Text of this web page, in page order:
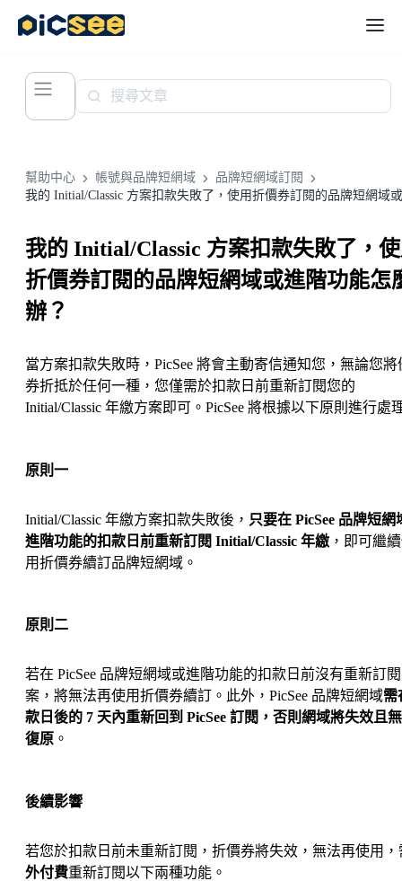
幫助中心 帳號與品牌短網域 品牌短網域訂閱
我的 Initial/Classic 方案扣款失敗了，
折價券訂閱的品牌短網域或進階功能怎
辦？
當方案扣款失敗時，PicSee 將會主動寄信通知您，無論您將
券折抵於任何一種，您僅需於扣款日前重新訂閱您的
Initial/Classic 年繳方案即可。PicSee 將根據以下原則進行處
原則一
Initial/Classic 年繳方案扣款失敗後， 只要在 PicSee 品牌短網
進階功能的扣款日前重新訂閱 Initial/Classic 年繳 ，即可繼
用折價券續訂品牌短網域。
原則二
若在 PicSee 品牌短網域或進階功能的扣款日前沒有重新訂
案，將無法再使用折價券續訂。此外，PicSee 品牌短網域需
款日後的 7 天內重新回到 PicSee 訂閱，否則網域將失效且
復原 。
後續影響
若您於扣款日前未重新訂閱，折價券將失效，無法再使用，
外付費重新訂閱以下兩種功能。